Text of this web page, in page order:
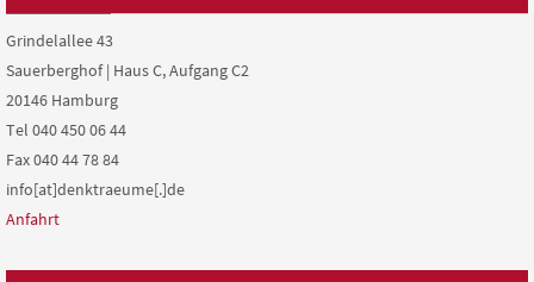
Grindelallee 43
Sauerberghof | Haus C, Aufgang C2
20146 Hamburg
Tel 040 450 06 44
Fax 040 44 78 84
info[at]denktraeume[.]de
Anfahrt